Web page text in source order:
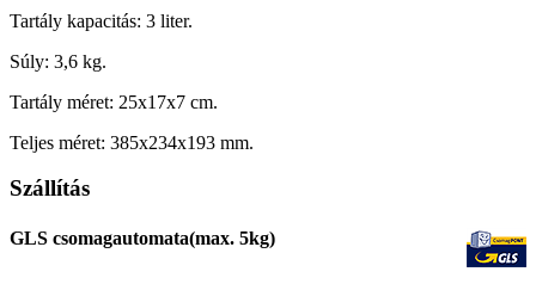
Tartály kapacitás: 3 liter.
Súly: 3,6 kg.
Tartály méret: 25x17x7 cm.
Teljes méret: 385x234x193 mm.
Szállítás
GLS csomagautomata(max. 5kg)